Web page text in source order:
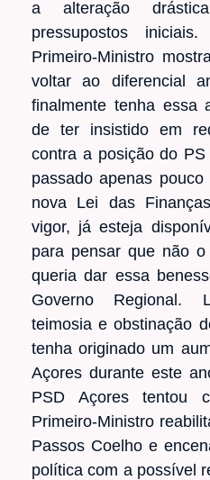
a alteração
pressupostos
Primeiro-Ministro
voltar ao diferencial
finalmente tenha essa
de ter insistido em
contra a posição do
passado apenas
nova Lei das
vigor, já esteja
para pensar que não
queria dar essa
Governo Regional.
teimosia e obstinação
tenha originado um
Açores durante este
PSD Açores tentou
Primeiro-Ministro
Passos Coelho e
política com a possível